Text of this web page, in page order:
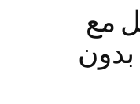
مع
بدون